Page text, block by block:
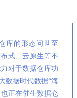
库的形态问世至
式、云原生等不
对于数据仓库功
数据时代数据“海
也正在催生数据仓